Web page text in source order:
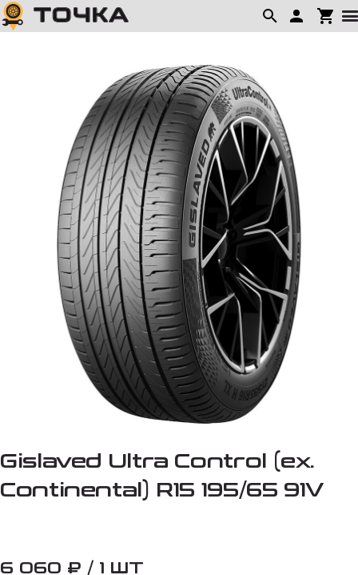
Gislaved Ultra Control (ex.
Continental) R15 195/65 91V
6 060 ₽ / 1 ШТ